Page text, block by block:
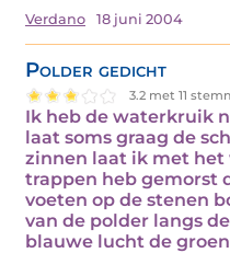
Verdano 18 juni 2004
Polder gedicht
3.2 met 11
Ik heb de waterkruik
laat soms graag de
zinnen laat ik met het
trappen heb gemorst
voeten op de stenen
van de polder langs
blauwe lucht de